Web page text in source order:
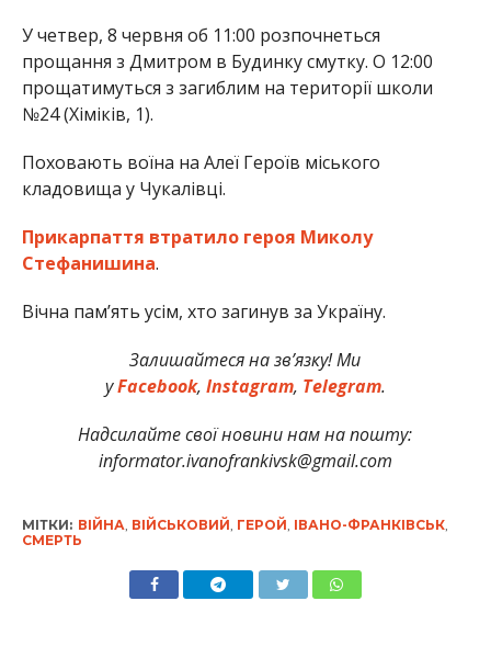
У четвер, 8 червня об 11:00 розпочнеться
прощання з Дмитром в Будинку смутку. О 12:00
прощатимуться з загиблим на території школи
№24 (Хіміків, 1).
Поховають воїна на Алеї Героїв міського
кладовища у Чукалівці.
Прикарпаття втратило героя Миколу
Стефанишина.
Вічна пам’ять усім, хто загинув за Україну.
Залишайтеся на зв’язку! Ми
уFacebook, Instagram, Telegram.
Надсилайте свої новини нам на пошту:
informator.ivanofrankivsk@gmail.com
МІТКИ: ВІЙНА ВІЙСЬКОВИЙ ГЕРОЙ ІВАНО-ФРАНКІВСЬК,
СМЕРТЬ